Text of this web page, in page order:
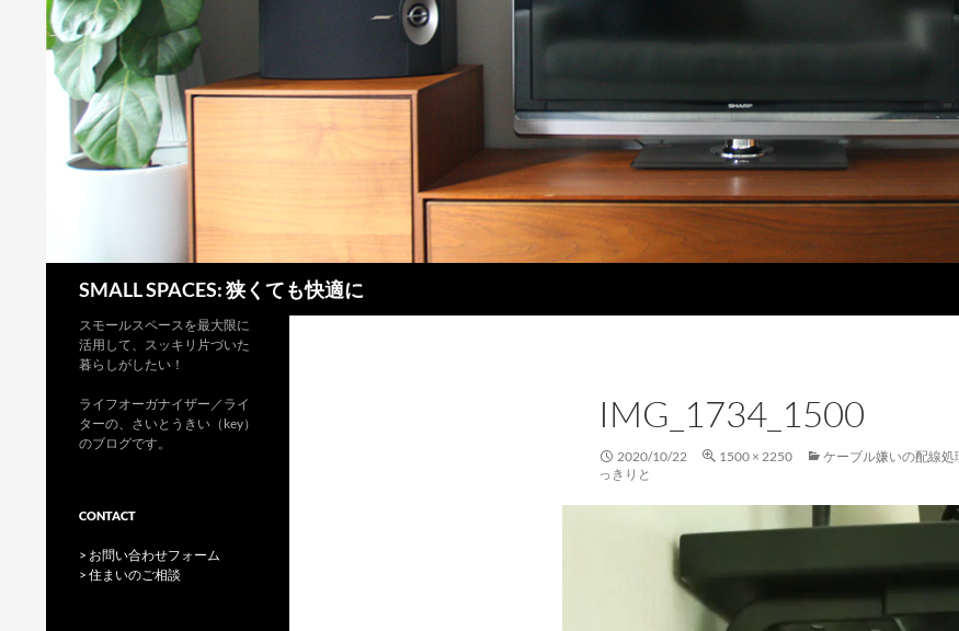
SMALL SPACES: 狭くても快適に
IMG_1734_1500
2020/10/22 1500 × 2250
ケーブル嫌いの配線
っきりと
スモールスペースを最大限に
活用して、スッキリ片づいた
暮らしがしたい！
ライフオーガナイザー／ライ
ターの、さいとうきい（key）
のブログです。
CONTACT
> お問い合わせフォーム
> 住まいのご相談